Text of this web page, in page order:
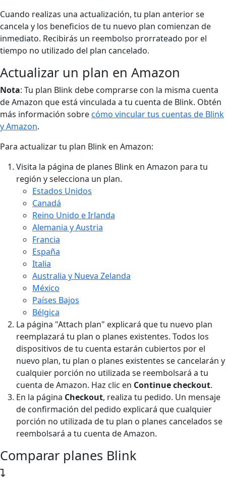
Cuando realizas una actualización, tu plan anterior se
cancela y los beneficios de tu nuevo plan comienzan de
inmediato. Recibirás un reembolso prorrateado por el
tiempo no utilizado del plan cancelado.
Actualizar un plan en Amazon
Nota: Tu plan Blink debe comprarse con la misma cuenta
de Amazon que está vinculada a tu cuenta de Blink. Obtén
más información sobrecómo vincular tus cuentas de Blink
y Amazon.
Para actualizar tu plan Blink en Amazon:
Visita la página de planes Blink en Amazon para tu
región y selecciona un plan.
Estados Unidos
Canadá
Reino Unido e Irlanda
Alemania y Austria
Francia
España
Italia
Australia y Nueva Zelanda
México
Países Bajos
Bélgica
La página "Attach plan" explicará que tu nuevo plan
reemplazará tu plan o planes existentes. Todos los
dispositivos de tu cuenta estarán cubiertos por el
nuevo plan, tu plan o planes existentes se cancelarán y
cualquier porción no utilizada se reembolsará a tu
cuenta de Amazon. Haz clic en Continue checkout.
En la página Checkout, realiza tu pedido. Un mensaje
de confirmación del pedido explicará que cualquier
porción no utilizada de tu plan o planes cancelados se
reembolsará a tu cuenta de Amazon.
Comparar planes Blink